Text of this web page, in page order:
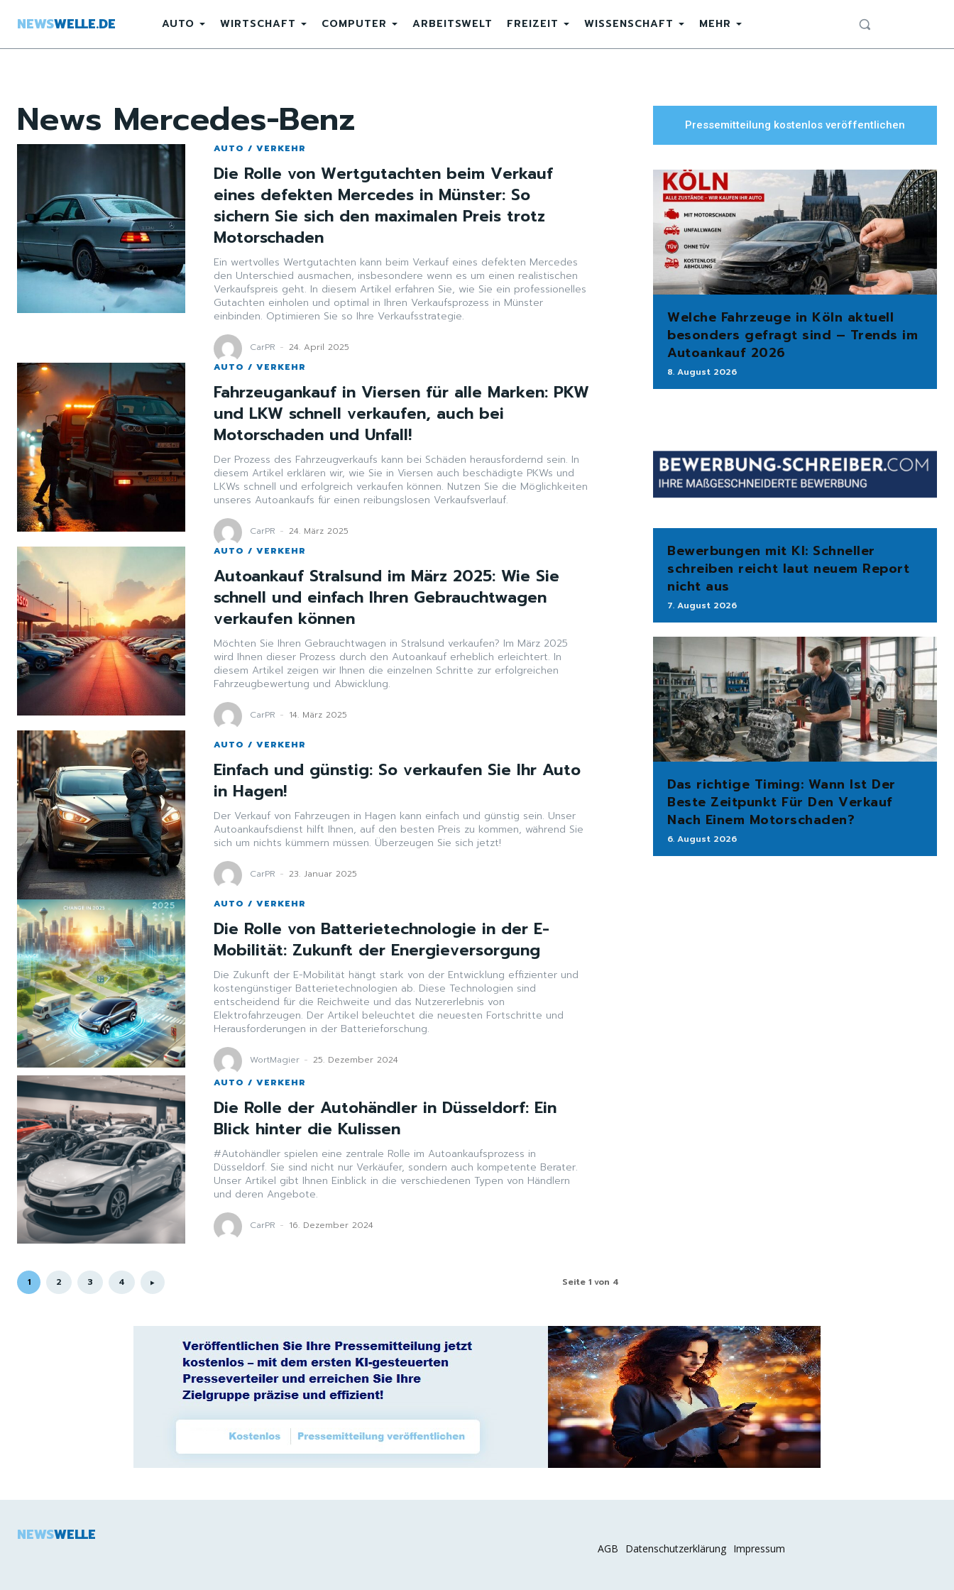
NEWSWELLE.DE AUTO WIRTSCHAFT COMPUTER ARBEITSWELT FREIZEIT WISSENSCHAFT MEHR
News Mercedes-Benz
AUTO / VERKEHR
Die Rolle von Wertgutachten beim Verkauf
eines defekten Mercedes in Münster: So
sichern Sie sich den maximalen Preis trotz
Motorschaden
Ein wertvolles Wertgutachten kann beim Verkauf eines defekten Mercedes
den Unterschied ausmachen, insbesondere wenn es um einen realistischen
Verkaufspreis geht. In diesem Artikel erfahren Sie, wie Sie ein professionelles
Gutachten einholen und optimal in Ihren Verkaufsprozess in Münster
einbinden. Optimieren Sie so Ihre Verkaufsstrategie.
CarPR - 24. April 2025
AUTO / VERKEHR
Fahrzeugankauf in Viersen für alle Marken: PKW
und LKW schnell verkaufen, auch bei
Motorschaden und Unfall!
Der Prozess des Fahrzeugverkaufs kann bei Schäden herausfordernd sein. In
diesem Artikel erklären wir, wie Sie in Viersen auch beschädigte PKWs und
LKWs schnell und erfolgreich verkaufen können. Nutzen Sie die Möglichkeiten
unseres Autoankaufs für einen reibungslosen Verkaufsverlauf.
CarPR - 24. März 2025
AUTO / VERKEHR
Autoankauf Stralsund im März 2025: Wie Sie
schnell und einfach Ihren Gebrauchtwagen
verkaufen können
Möchten Sie Ihren Gebrauchtwagen in Stralsund verkaufen? Im März 2025
wird Ihnen dieser Prozess durch den Autoankauf erheblich erleichtert. In
diesem Artikel zeigen wir Ihnen die einzelnen Schritte zur erfolgreichen
Fahrzeugbewertung und Abwicklung.
CarPR - 14. März 2025
AUTO / VERKEHR
Einfach und günstig: So verkaufen Sie Ihr Auto
in Hagen!
Der Verkauf von Fahrzeugen in Hagen kann einfach und günstig sein. Unser
Autoankaufsdienst hilft Ihnen, auf den besten Preis zu kommen, während Sie
sich um nichts kümmern müssen. Überzeugen Sie sich jetzt!
CarPR - 23. Januar 2025
AUTO / VERKEHR
Die Rolle von Batterietechnologie in der E-
Mobilität: Zukunft der Energieversorgung
Die Zukunft der E-Mobilität hängt stark von der Entwicklung effizienter und
kostengünstiger Batterietechnologien ab. Diese Technologien sind
entscheidend für die Reichweite und das Nutzererlebnis von
Elektrofahrzeugen. Der Artikel beleuchtet die neuesten Fortschritte und
Herausforderungen in der Batterieforschung.
WortMagier - 25. Dezember 2024
AUTO / VERKEHR
Die Rolle der Autohändler in Düsseldorf: Ein
Blick hinter die Kulissen
#Autohändler spielen eine zentrale Rolle im Autoankaufsprozess in
Düsseldorf. Sie sind nicht nur Verkäufer, sondern auch kompetente Berater.
Unser Artikel gibt Ihnen Einblick in die verschiedenen Typen von Händlern
und deren Angebote.
CarPR - 16. Dezember 2024
1 2 3 4 Seite 1 von 4
Pressemitteilung kostenlos veröffentlichen
Welche Fahrzeuge in Köln aktuell
besonders gefragt sind – Trends im
Autoankauf 2026
8. August 2026
Bewerbungen mit KI: Schneller
schreiben reicht laut neuem Report
nicht aus
7. August 2026
Das richtige Timing: Wann Ist Der
Beste Zeitpunkt Für Den Verkauf
Nach Einem Motorschaden?
6. August 2026
NEWSWELLE
AGB Datenschutzerklärung Impressum